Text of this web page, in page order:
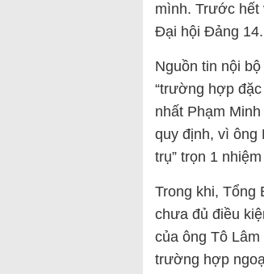
mình. Trước
Đại hội Đảng 14.
Nguồn tin nội
“trường hợp
nhất Phạm
quy định, vì ông
trụ” trọn 1
Trong khi, Tổng
chưa đủ điều
của ông Tô
trường hợp